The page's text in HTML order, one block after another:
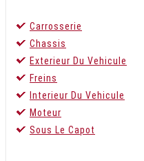
Carrosserie
Chassis
Exterieur Du Vehicule
Freins
Interieur Du Vehicule
Moteur
Sous Le Capot